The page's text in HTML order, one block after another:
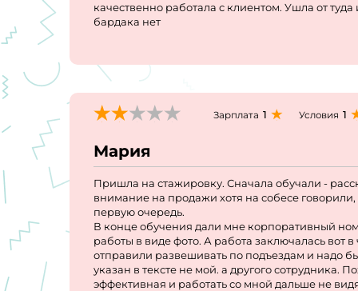
качественно работала с клиентом. Ушла от
бардака нет
Зарплата 1 Условия 1
Мария
Пришла на стажировку. Сначала обучали -
внимание на продажи хотя на собесе
первую очередь.
В конце обучения дали мне корпоративный
работы в виде фото. А работа заключалась вот
отправили развешивать по подъездам и надо
указан в тексте не мой. а другого сотрудника.
эффективная и работать со мной дальше не